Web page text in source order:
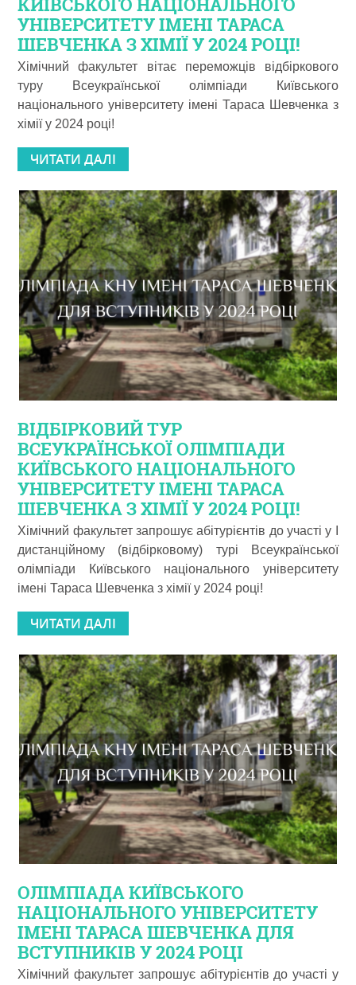
КИЇВСЬКОГО НАЦІОНАЛЬНОГО
УНІВЕРСИТЕТУ ІМЕНІ ТАРАСА
ШЕВЧЕНКА З ХІМІЇ У 2024 РОЦІ!
Хімічний факультет вітає переможців відбіркового
туру Всеукраїнської олімпіади Київського
національного університету імені Тараса Шевченка з
хімії у 2024 році!
ЧИТАТИ ДАЛІ
ВІДБІРКОВИЙ ТУР
ВСЕУКРАЇНСЬКОЇ ОЛІМПІАДИ
КИЇВСЬКОГО НАЦІОНАЛЬНОГО
УНІВЕРСИТЕТУ ІМЕНІ ТАРАСА
ШЕВЧЕНКА З ХІМІЇ У 2024 РОЦІ!
Хімічний факультет запрошує абітурієнтів до участі у І
дистанційному (відбірковому) турі Всеукраїнської
олімпіади Київського національного університету
імені Тараса Шевченка з хімії у 2024 році!
ЧИТАТИ ДАЛІ
ОЛІМПІАДА КИЇВСЬКОГО
НАЦІОНАЛЬНОГО УНІВЕРСИТЕТУ
ІМЕНІ ТАРАСА ШЕВЧЕНКА ДЛЯ
ВСТУПНИКІВ У 2024 РОЦІ
Хімічний факультет запрошує абітурієнтів до участі у